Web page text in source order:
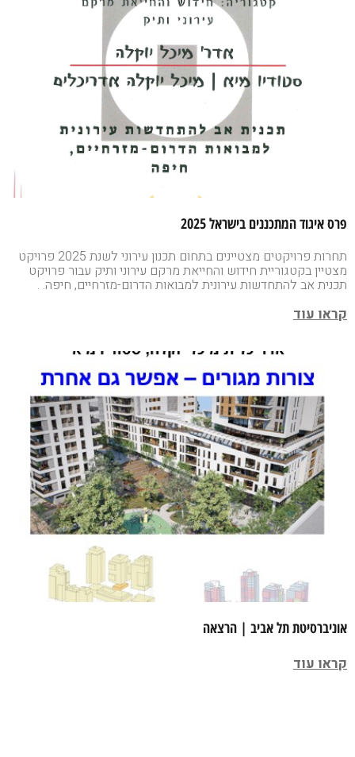
פרס איגוד המתכננים בישראל 2025
תחרות פרויקטים מצטיינים בתחום תכנון עירוני לשנת 2025 פרויקט
מצטיין בקטגוריית חידוש והחייאת מרקם עירוני ותיק עבור פרויקט
תכנית אב להתחדשות עירונית למבואות הדרום-מזרחיים, חיפה. .
קראו עוד
אוניברסיטת תל אביב | הרצאה
קראו עוד